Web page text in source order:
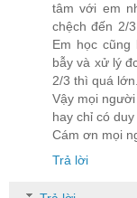
tâm với em
chệch đến 2/
Em học cũng
bẫy và xử lý
2/3 thì quá lớn.
Vậy mọi
hay chỉ có
Cám ơn mọi
Trả lời